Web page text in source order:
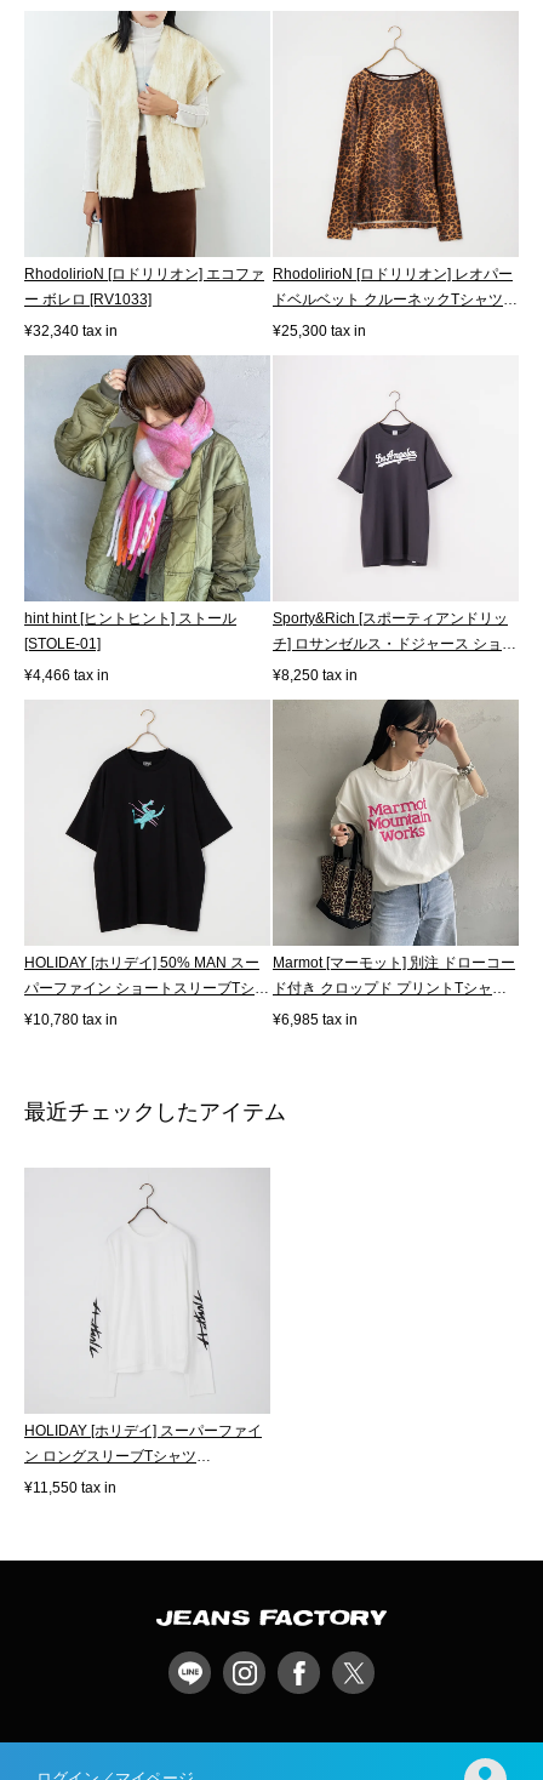
RhodolirioN [ロドリリオン] エコファ
ー ボレロ [RV1033]
¥32,340 tax in
RhodolirioN [ロドリリオン] レオパー
ドベルベット クルーネックTシャツ
[T...
¥25,300 tax in
hint hint [ヒントヒント] ストール
[STOLE-01]
¥4,466 tax in
Sporty&Rich [スポーティアンドリッ
チ] ロサンゼルス・ドジャース ショー
ト...
¥8,250 tax in
HOLIDAY [ホリデイ] 50% MAN スー
パーファイン ショートスリーブTシャ
ツ [2...
¥10,780 tax in
Marmot [マーモット] 別注 ドローコー
ド付き クロップド プリントTシャツ
[...
¥6,985 tax in
最近チェックしたアイテム
HOLIDAY [ホリデイ] スーパーファイ
ン ロングスリーブTシャツ
[26101015]
¥11,550 tax in